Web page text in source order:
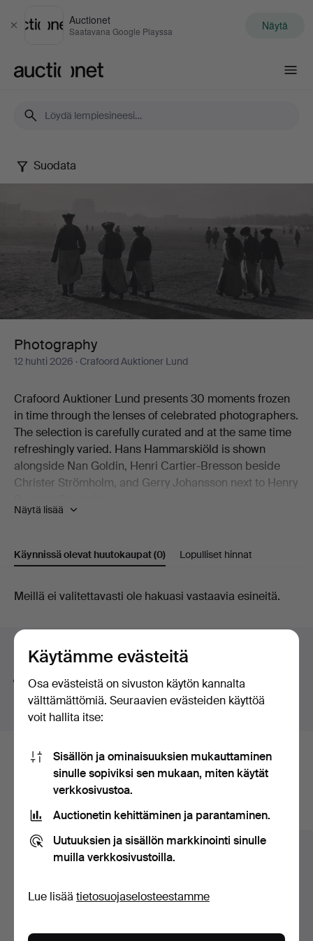
Sulje
Auctionet
Saatavana Google Playssa Näytä
Photography
Suodata
Photography
12 huhti 2026 · Crafoord Auktioner Lund
Crafoord Auktioner Lund presents 30 moments frozen
in time through the lenses of celebrated photographers.
The selection is carefully curated and at the same time
refreshingly varied. Hans Hammarskiöld is shown
alongside Nan Goldin, Henri Cartier-Bresson beside
Christer Strömholm, and Gerry Johansson next to Henry
Two works by Esko Männikkö from his 1990s period are
nude studies.
Welcome to Crafoord Auktioner Lund!
Näytä lisää
Käynnissä olevat huutokaupat(0) Lopulliset hinnat
Käynnissä
olevat
huutokaupat
Meillä ei valitettavasti ole hakuasi vastaavia esineitä.
Hakuvinkkejä
Teemme automaattisesti hakuja sanojen osilla. Jos
haet sanallakorulöydämme myösranne korukellon
Tässä ovat arkistossamme olevat
esineet, jotka vastaavat hakuasi
Näytä kaikki esineet
Käytämme evästeitä
Osa evästeistä on sivuston käytön kannalta
välttämättömiä. Seuraavien evästeiden käyttöä
voit hallita itse:
Sisällön ja ominaisuuksien mukauttaminen
sinulle sopiviksi sen mukaan, miten käytät
verkkosivustoa.
Auctionetin kehittäminen ja parantaminen.
Uutuuksien ja sisällön markkinointi sinulle
muilla verkkosivustoilla.
Lue lisää tietosuojaselosteestamme